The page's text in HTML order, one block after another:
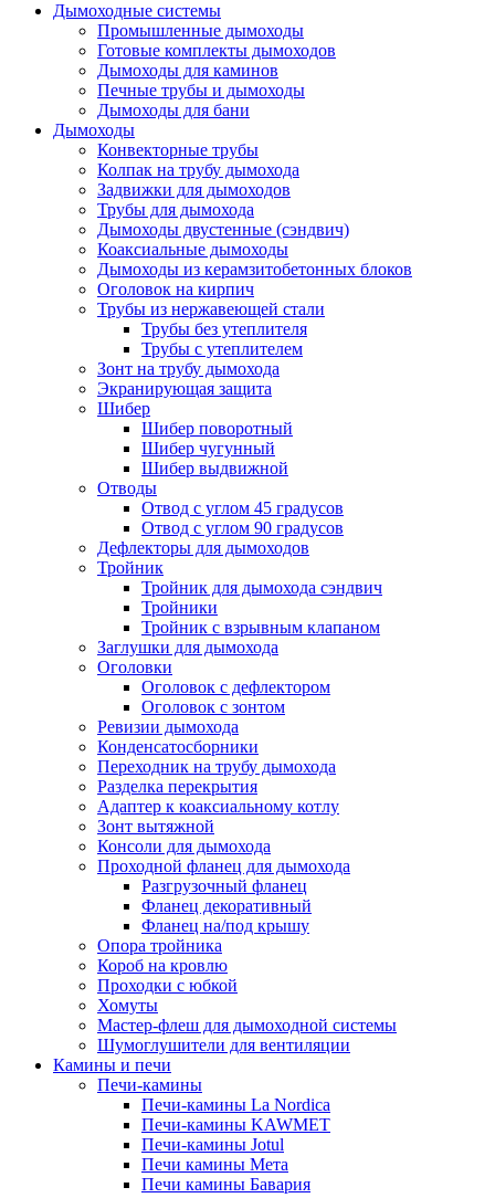
Дымоходные системы
Промышленные дымоходы
Готовые комплекты дымоходов
Дымоходы для каминов
Печные трубы и дымоходы
Дымоходы для бани
Дымоходы
Конвекторные трубы
Колпак на трубу дымохода
Задвижки для дымоходов
Трубы для дымохода
Дымоходы двустенные (сэндвич)
Коаксиальные дымоходы
Дымоходы из керамзитобетонных блоков
Оголовок на кирпич
Трубы из нержавеющей стали
Трубы без утеплителя
Трубы с утеплителем
Зонт на трубу дымохода
Экранирующая защита
Шибер
Шибер поворотный
Шибер чугунный
Шибер выдвижной
Отводы
Отвод с углом 45 градусов
Отвод с углом 90 градусов
Дефлекторы для дымоходов
Тройник
Тройник для дымохода сэндвич
Тройники
Тройник с взрывным клапаном
Заглушки для дымохода
Оголовки
Оголовок с дефлектором
Оголовок с зонтом
Ревизии дымохода
Конденсатосборники
Переходник на трубу дымохода
Разделка перекрытия
Адаптер к коаксиальному котлу
Зонт вытяжной
Консоли для дымохода
Проходной фланец для дымохода
Разгрузочный фланец
Фланец декоративный
Фланец на/под крышу
Опора тройника
Короб на кровлю
Проходки с юбкой
Хомуты
Мастер-флеш для дымоходной системы
Шумоглушители для вентиляции
Камины и печи
Печи-камины
Печи-камины La Nordica
Печи-камины KAWMET
Печи-камины Jotul
Печи камины Мета
Печи камины Бавария